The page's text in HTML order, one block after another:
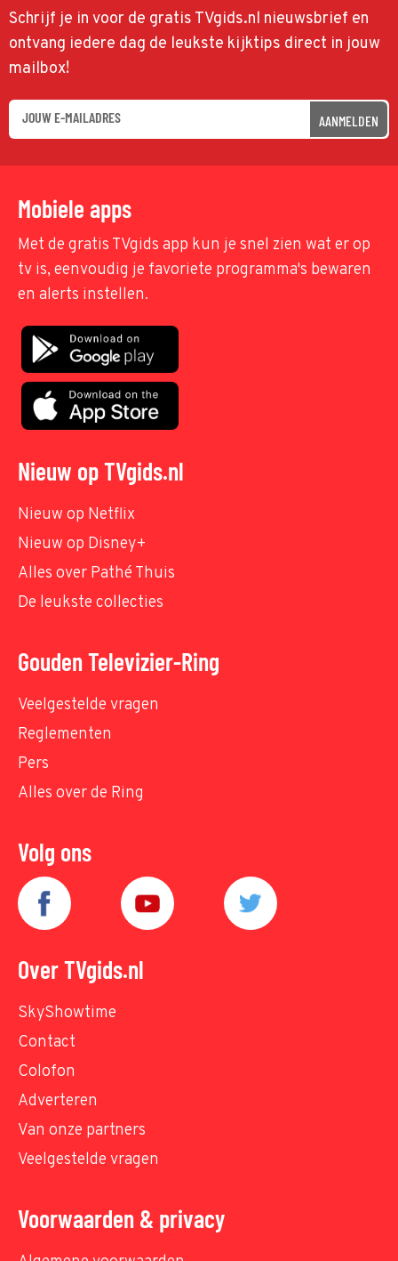
Schrijf je in voor de gratis TVgids.nl nieuwsbrief en
ontvang iedere dag de leukste kijktips direct in jouw
mailbox!
AANMELDEN
Mobiele apps
Met de gratis TVgids app kun je snel zien wat er op
tv is, eenvoudig je favoriete programma's bewaren
en alerts instellen.
Nieuw op TVgids.nl
Nieuw op Netflix
Nieuw op Disney+
Alles over Pathé Thuis
De leukste collecties
Gouden Televizier-Ring
Veelgestelde vragen
Reglementen
Pers
Alles over de Ring
Volg ons
Over TVgids.nl
SkyShowtime
Contact
Colofon
Adverteren
Van onze partners
Veelgestelde vragen
Voorwaarden & privacy